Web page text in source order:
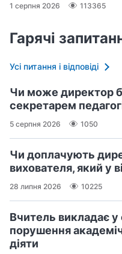
1 серпня 2026 113365
Гарячі
Усі питання і відповіді
Чи може директор
секретарем
5 серпня 2026 1050
Чи доплачують
вихователя, який у
28 липня 2026 10225
Вчитель викладає у
порушення
діяти